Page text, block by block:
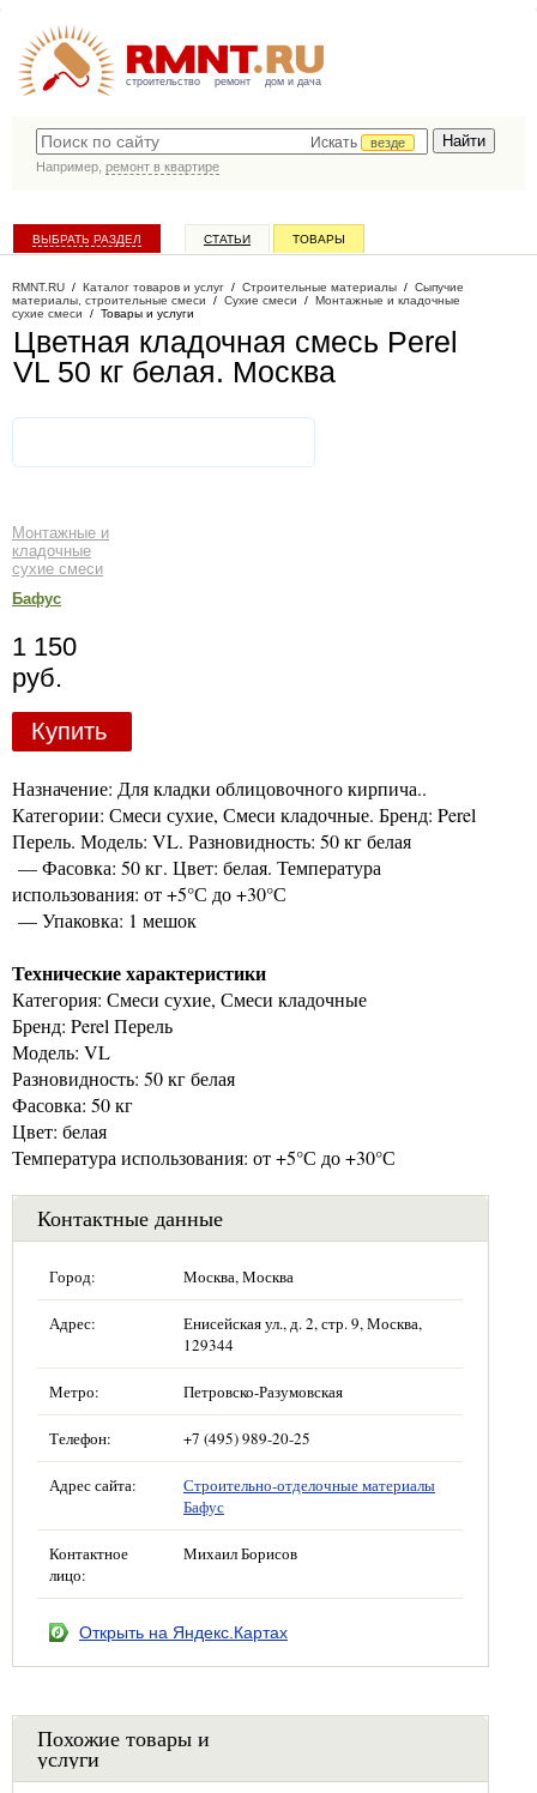
строительство ремонт дом и дача
Искать
везде
Например, ремонт в квартире
ВЫБРАТЬ РАЗДЕЛ СТАТЬИ ТОВАРЫ
RMNT.RU / Каталог товаров и услуг / Строительные материалы / Сыпучие
материалы, строительные смеси / Сухие смеси / Монтажные и кладочные
сухие смеси / Товары и услуги
Цветная кладочная смесь Perel
VL 50 кг белая. Москва
Монтажные и
кладочные
сухие смеси
Бафус
1 150
руб.
Купить
Назначение: Для кладки облицовочного кирпича..
Категории: Смеси сухие, Смеси кладочные. Бренд: Perel
Перель. Модель: VL. Разновидность: 50 кг белая
— Фасовка: 50 кг. Цвет: белая. Температура
использования: от +5°С до +30°С
— Упаковка: 1 мешок
Технические характеристики
Категория: Смеси сухие, Смеси кладочные
Бренд: Perel Перель
Модель: VL
Разновидность: 50 кг белая
Фасовка: 50 кг
Цвет: белая
Температура использования: от +5°С до +30°С
Контактные данные
Город: Москва, Москва
Адрес:
Енисейская ул., д. 2, стр. 9, Москва,
129344
Метро: Петровско-Разумовская
Телефон: +7 (495) 989-20-25
Адрес сайта:
Строительно-отделочные материалы
Бафус
Контактное
лицо:
Михаил Борисов
Открыть на Яндекс.Картах
Похожие товары и
услуги